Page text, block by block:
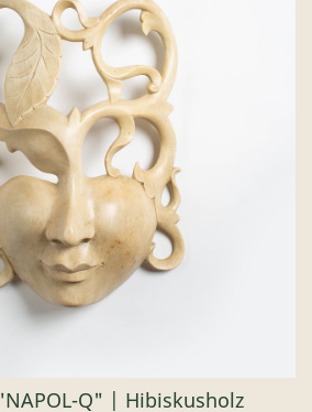
Q" | Hibiskusholz